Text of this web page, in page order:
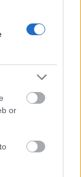
or
Nem is
5